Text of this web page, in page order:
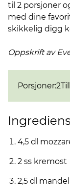
til 2 porsjoner
med dine
skikkelig digg
Oppskrift av
Porsjoner:2
4,5 dl
2 ss kremost
2,5 dl